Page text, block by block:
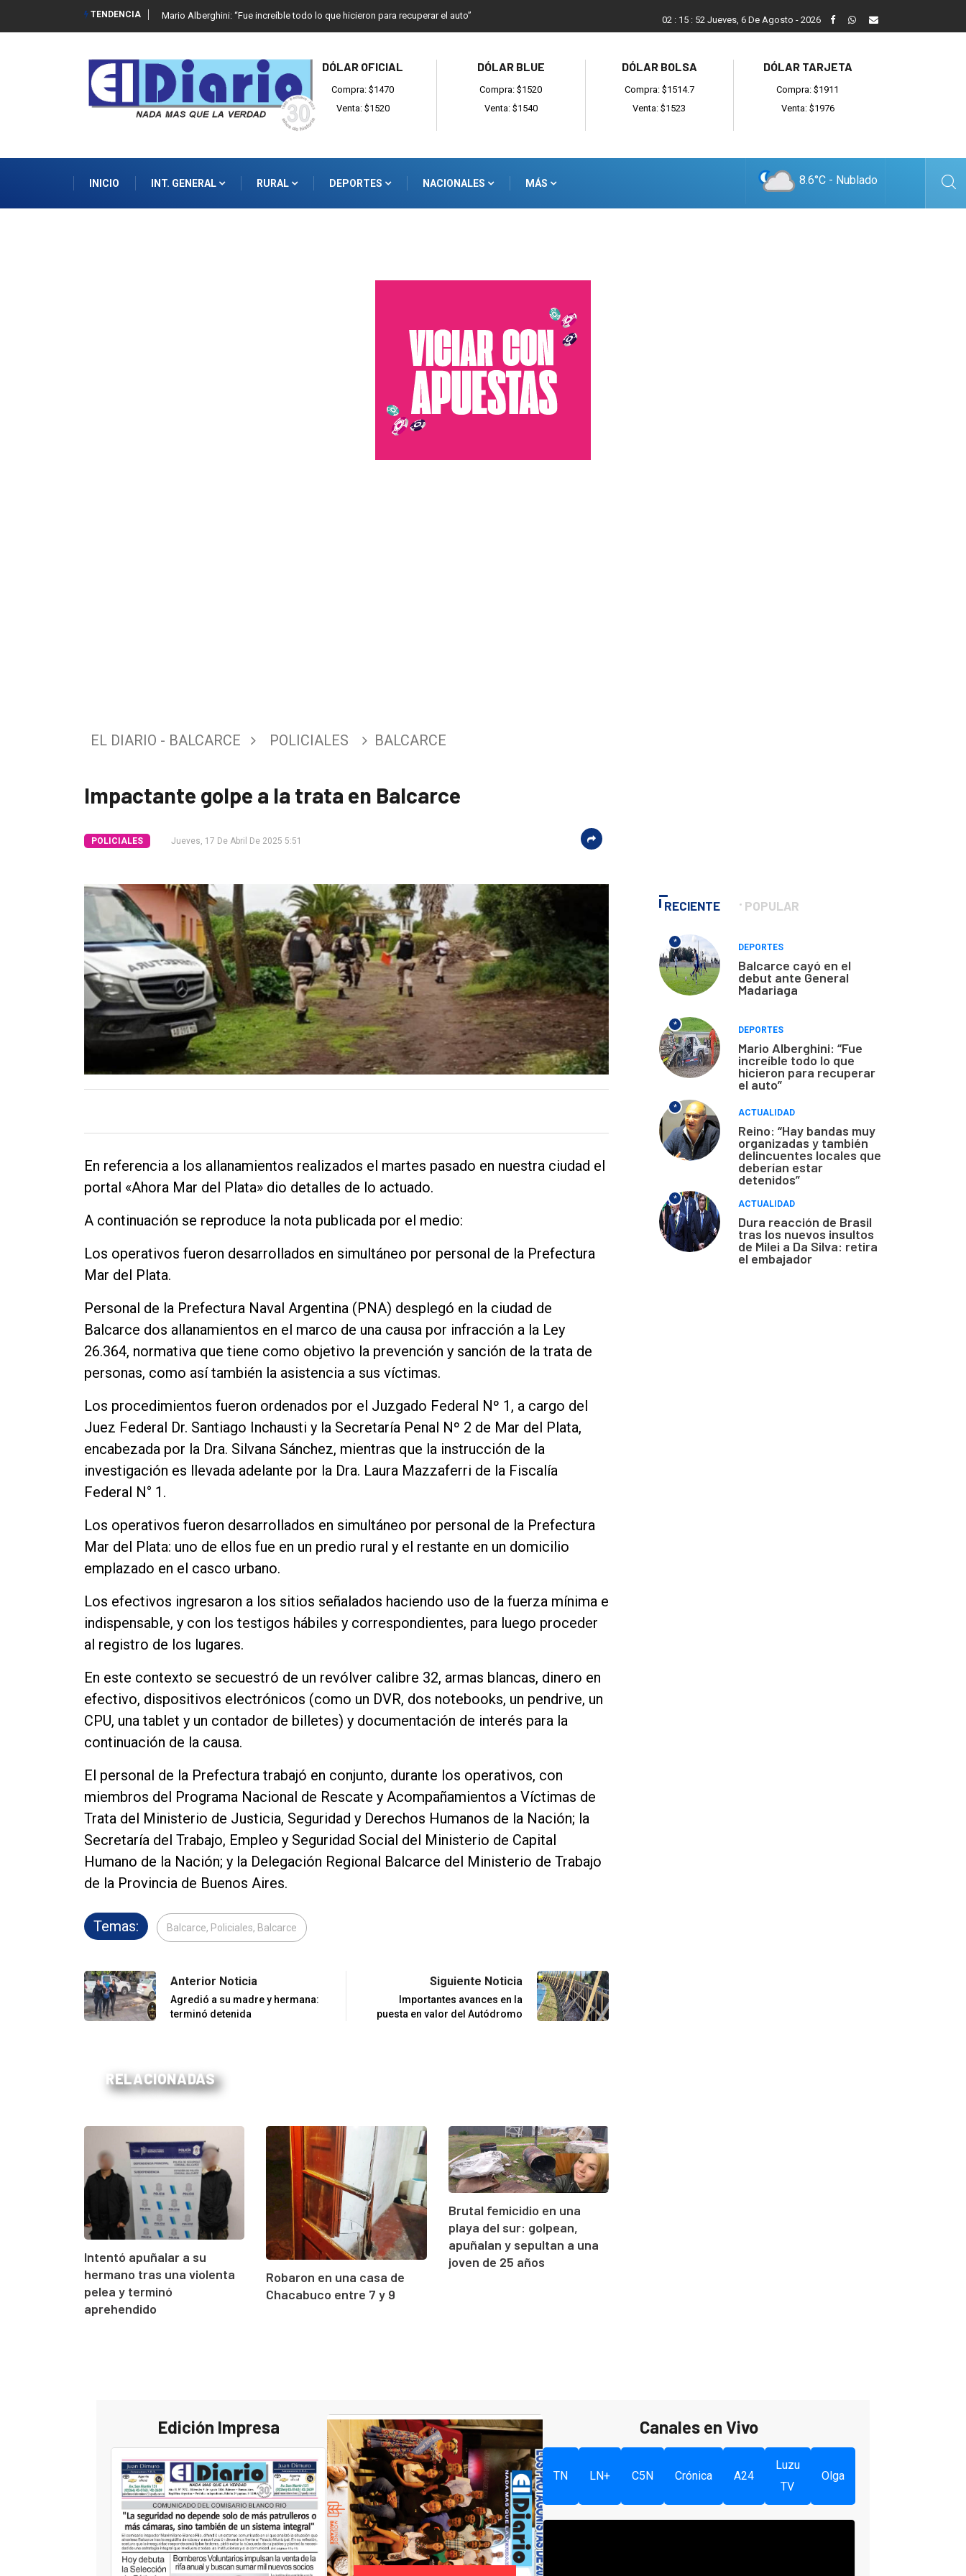
TENDENCIA Mario Alberghini: “Fue increíble todo lo que hicieron para recuperar el auto” Reino: “Hay bandas muy organizadas y también
02 : 15 : 52 Jueves, 6 De Agosto - 2026
DÓLAR OFICIAL
Compra: $1470
Venta: $1520
DÓLAR BLUE
Compra: $1520
Venta: $1540
DÓLAR BOLSA
Compra: $1514.7
Venta: $1523
DÓLAR TARJETA
Compra: $1911
Venta: $1976
INICIO INT. GENERAL RURAL DEPORTES NACIONALES MÁS 8.6°C - Nublado
Entrevistas
Fúnebres
Nosotros
Contacto
EL DIARIO - BALCARCE POLICIALES BALCARCE
Impactante golpe a la trata en Balcarce
POLICIALES Jueves, 17 De Abril De 2025 5:51
En referencia a los allanamientos realizados el martes pasado en nuestra ciudad el
portal «Ahora Mar del Plata» dio detalles de lo actuado.
A continuación se reproduce la nota publicada por el medio:
Los operativos fueron desarrollados en simultáneo por personal de la Prefectura
Mar del Plata.
Personal de la Prefectura Naval Argentina (PNA) desplegó en la ciudad de
Balcarce dos allanamientos en el marco de una causa por infracción a la Ley
26.364, normativa que tiene como objetivo la prevención y sanción de la trata de
personas, como así también la asistencia a sus víctimas.
Los procedimientos fueron ordenados por el Juzgado Federal Nº 1, a cargo del
Juez Federal Dr. Santiago Inchausti y la Secretaría Penal Nº 2 de Mar del Plata,
encabezada por la Dra. Silvana Sánchez, mientras que la instrucción de la
investigación es llevada adelante por la Dra. Laura Mazzaferri de la Fiscalía
Federal N° 1.
Los operativos fueron desarrollados en simultáneo por personal de la Prefectura
Mar del Plata: uno de ellos fue en un predio rural y el restante en un domicilio
emplazado en el casco urbano.
Los efectivos ingresaron a los sitios señalados haciendo uso de la fuerza mínima e
indispensable, y con los testigos hábiles y correspondientes, para luego proceder
al registro de los lugares.
En este contexto se secuestró de un revólver calibre 32, armas blancas, dinero en
efectivo, dispositivos electrónicos (como un DVR, dos notebooks, un pendrive, un
CPU, una tablet y un contador de billetes) y documentación de interés para la
continuación de la causa.
El personal de la Prefectura trabajó en conjunto, durante los operativos, con
miembros del Programa Nacional de Rescate y Acompañamientos a Víctimas de
Trata del Ministerio de Justicia, Seguridad y Derechos Humanos de la Nación; la
Secretaría del Trabajo, Empleo y Seguridad Social del Ministerio de Capital
Humano de la Nación; y la Delegación Regional Balcarce del Ministerio de Trabajo
de la Provincia de Buenos Aires.
Temas: Balcarce, Policiales, Balcarce
Anterior Noticia
Agredió a su madre y hermana:
terminó detenida
Siguiente Noticia
Importantes avances en la
puesta en valor del Autódromo
RELACIONADAS
Intentó apuñalar a su
hermano tras una violenta
pelea y terminó
aprehendido
Robaron en una casa de
Chacabuco entre 7 y 9
Brutal femicidio en una
playa del sur: golpean,
apuñalan y sepultan a una
joven de 25 años
RECIENTE POPULAR
*
DEPORTES
Balcarce cayó en el
debut ante General
Madariaga
*
DEPORTES
Mario Alberghini: “Fue
increíble todo lo que
hicieron para recuperar
el auto”
*
ACTUALIDAD
Reino: “Hay bandas muy
organizadas y también
delincuentes locales que
deberían estar
detenidos”
*
ACTUALIDAD
Dura reacción de Brasil
tras los nuevos insultos
de Milei a Da Silva: retira
el embajador
Edición Impresa Canales en Vivo
TN LN+ C5N Crónica A24
Luzu
TV
Olga